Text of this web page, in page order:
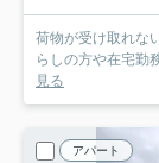
荷物が受け取れな
らしの方や在宅勤
見る
アパート